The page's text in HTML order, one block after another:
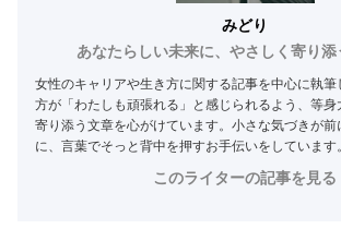
みどり
あなたらしい未来に、やさしく寄り添
女性のキャリアや生き方に関する記事を中心に執
方が「わたしも頑張れる」と感じられるよう、等身
寄り添う文章を心がけています。小さな気づきが前
に、言葉でそっと背中を押すお手伝いをしています。
このライターの記事を見る